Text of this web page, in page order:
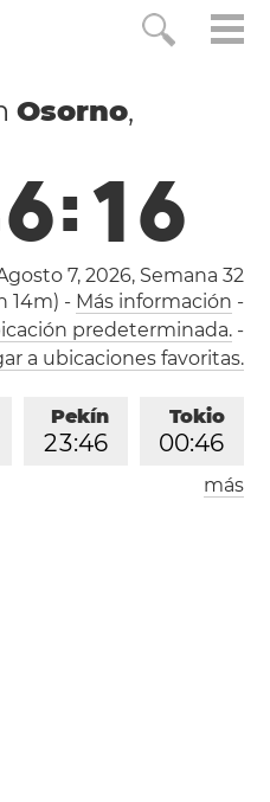
Osorno,
6:16
7, 2026, Semana 32
14m) - Más información -
predeterminada.-
a ubicaciones favoritas.
Tokio
00:46
Pekín
23:46
Londres
más